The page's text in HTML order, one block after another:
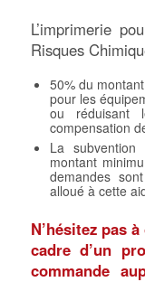
L’imprimerie
Risques
50% du
pour les
ou réduisant
compensation
La
montant
demandes
alloué à cette
N’hésitez pas
cadre d’un
commande